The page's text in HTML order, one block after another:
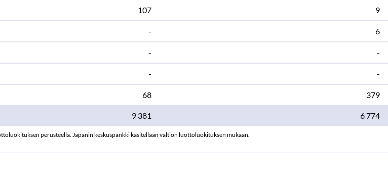
107 9
- 6
- -
- -
68 379
9 381 6 774
perusteella. Japanin keskuspankki käsitellään valtion luottoluokituksen mukaan.